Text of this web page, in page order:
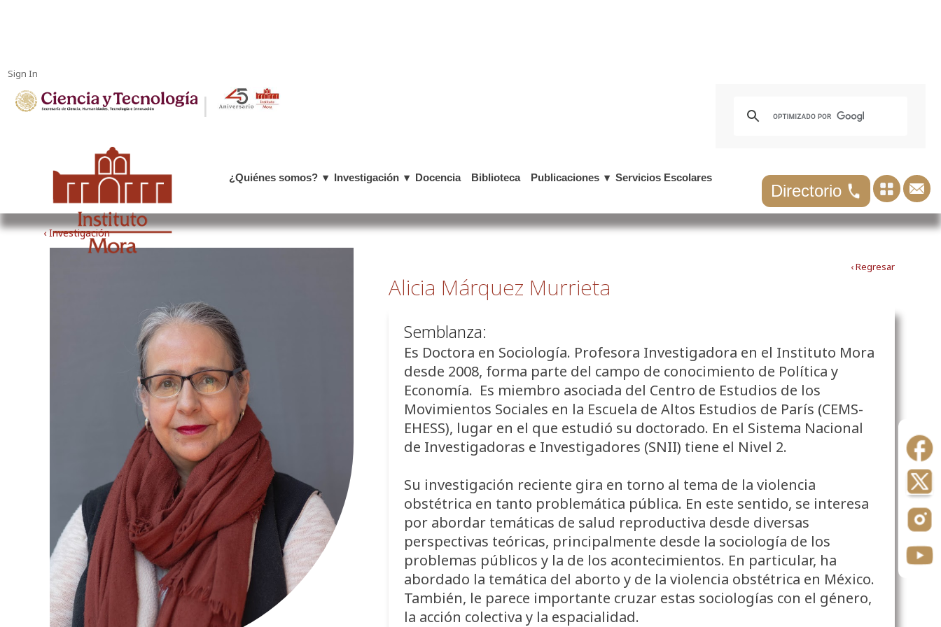
Sign In
|
¿Quiénes somos? Investigación Docencia Biblioteca Publicaciones Servicios Escolares
Directorio
‹ Investigación
‹ Regresar
Alicia Márquez Murrieta
Semblanza:
Es Doctora en Sociología. Profesora Investigadora en el Instituto Mora
desde 2008, forma parte del campo de conocimiento de Política y
Economía. Es miembro asociada del Centro de Estudios de los
Movimientos Sociales en la Escuela de Altos Estudios de París (CEMS-
EHESS), lugar en el que estudió su doctorado. En el Sistema Nacional
de Investigadoras e Investigadores (SNII) tiene el Nivel 2.
Su investigación reciente gira en torno al tema de la violencia
obstétrica en tanto problemática pública. En este sentido, se interesa
por abordar temáticas de salud reproductiva desde diversas
perspectivas teóricas, principalmente desde la sociología de los
problemas públicos y la de los acontecimientos. En particular, ha
abordado la temática del aborto y de la violencia obstétrica en México.
También, le parece importante cruzar estas sociologías con el género,
la acción colectiva y la espacialidad.